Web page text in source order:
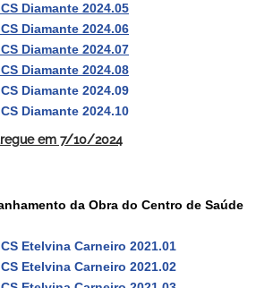
Diamante 2024.05
Diamante 2024.06
Diamante 2024.07
Diamante 2024.08
Diamante 2024.09
Diamante 2024.10
em 7/10/2024
da Obra do Centro de Saúde
Etelvina Carneiro 2021.01
Etelvina Carneiro 2021.02